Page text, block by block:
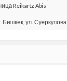
Reikartz Abis
Бишкек, ул.